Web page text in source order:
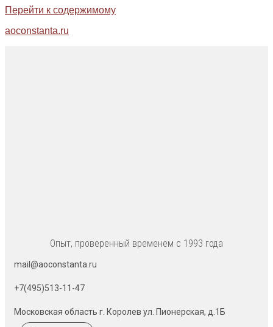
Перейти к содержимому
aoconstanta.ru
Опыт, проверенный временем с 1993 года
mail@aoconstanta.ru
+7(495)513-11-47
Московская область г. Королев ул. Пионерская, д.1Б